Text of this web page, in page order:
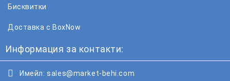
Бисквитки
Доставка с BoxNow
Информация за контакти:
Имейл: sales@market-behi.com